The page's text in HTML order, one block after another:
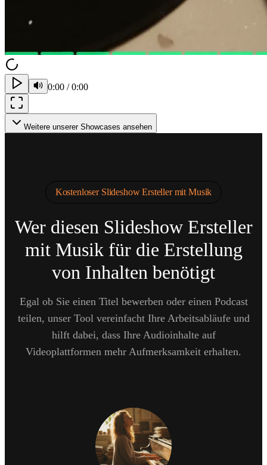
0:00 /0:00
Weitere unserer Showcases ansehen
Kostenloser Slideshow Ersteller mit Musik
Wer diesen Slideshow Ersteller
mit Musik für die Erstellung
von Inhalten benötigt
Egal ob Sie einen Titel bewerben oder einen Podcast
teilen, unser Tool vereinfacht Ihre Arbeitsabläufe und
hilft dabei, dass Ihre Audioinhalte auf
Videoplattformen mehr Aufmerksamkeit erhalten.